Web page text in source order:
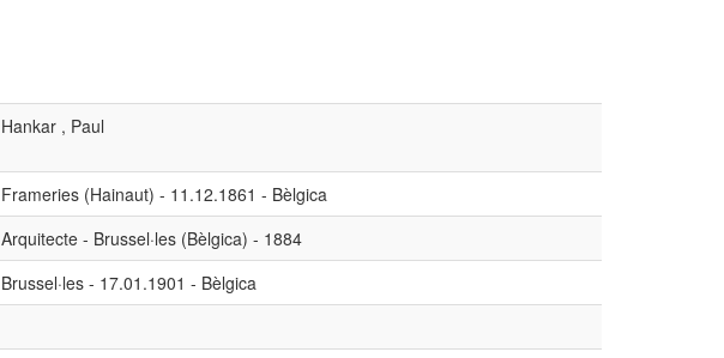
Hankar , Paul
Frameries (Hainaut) - 11.12.1861 - Bèlgica
Arquitecte - Brussel·les (Bèlgica) - 1884
Brussel·les - 17.01.1901 - Bèlgica